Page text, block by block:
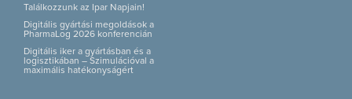
Találkozzunk az Ipar Napjain!
Digitális gyártási megoldások a
PharmaLog 2026 konferencián
Digitális iker a gyártásban és a
logisztikában – Szimulációval a
maximális hatékonyságért